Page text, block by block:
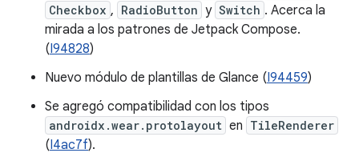
Checkbox , RadioButton y Switch . Acerca la
mirada a los patrones de Jetpack Compose.
(I94828)
Nuevo módulo de plantillas de Glance (I94459)
Se agregó compatibilidad con los tipos
androidx.wear.protolayout en TileRenderer
(I4ac7f).